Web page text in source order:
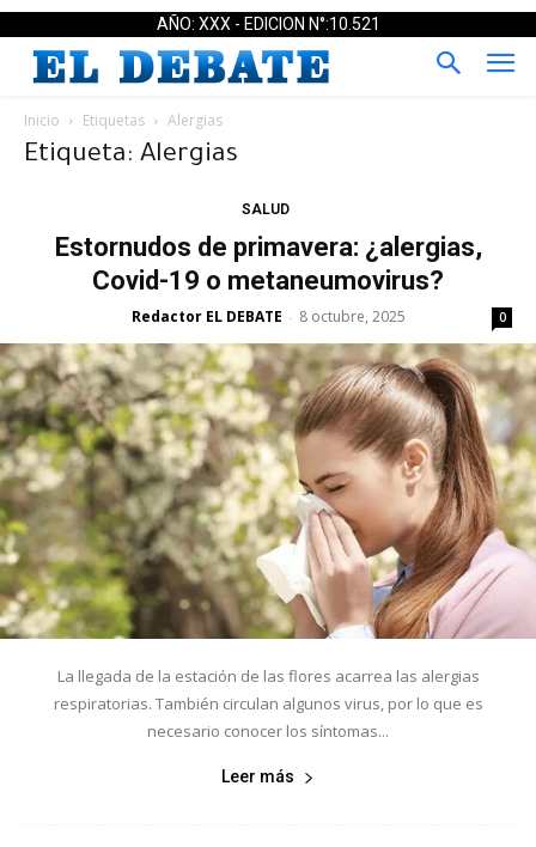
AÑO: XXX - EDICION N°:10.521
Inicio Etiquetas Alergias
Etiqueta: Alergias
SALUD
Estornudos de primavera: ¿alergias,
Covid-19 o metaneumovirus?
Redactor EL DEBATE - 8 octubre, 2025 0
La llegada de la estación de las flores acarrea las alergias
respiratorias. También circulan algunos virus, por lo que es
necesario conocer los síntomas...
Leer más